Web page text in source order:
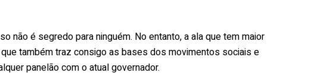
não é segredo para ninguém. No entanto, a ala que tem maior
também traz consigo as bases dos movimentos sociais e
panelão com o atual governador.